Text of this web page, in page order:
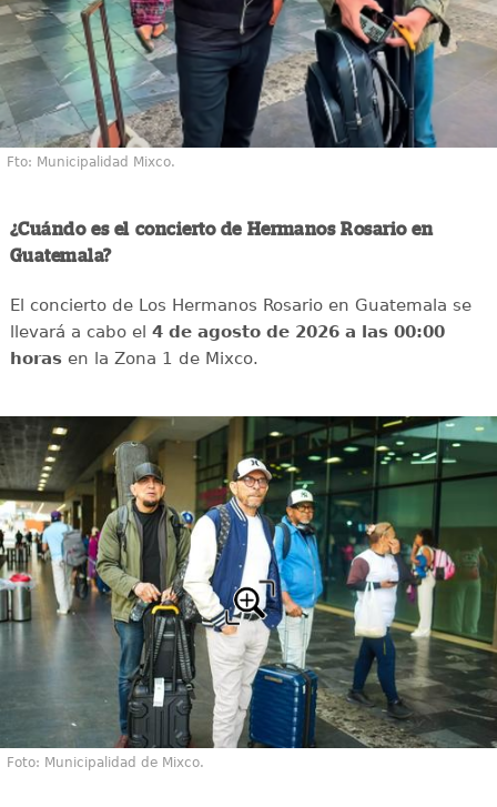
Fto: Municipalidad Mixco.
¿Cuándo es el concierto de Hermanos Rosario en
Guatemala?
El concierto de Los Hermanos Rosario en Guatemala se
llevará a cabo el 4 de agosto de 2026 a las 00:00
horasen la Zona 1 de Mixco.
Foto: Municipalidad de Mixco.